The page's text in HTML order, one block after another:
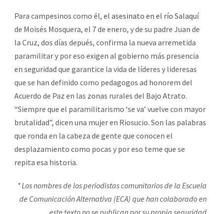
Para campesinos como él, el asesinato en el río Salaquí
de Moisés Mosquera, el 7 de enero, y de su padre Juan de
la Cruz, dos días depués, confirma la nueva arremetida
paramilitar y por eso exigen al gobierno más presencia
en seguridad que garantice la vida de líderes y lideresas
que se han definido como pedagogos ad honorem del
Acuerdo de Paz en las zonas rurales del Bajo Atrato.
“Siempre que el paramilitarismo ‘se va’ vuelve con mayor
brutalidad”, dicen una mujer en Riosucio. Son las palabras
que ronda en la cabeza de gente que conocen el
desplazamiento como pocas y por eso teme que se
repita esa historia.
* Los nombres de los periodistas comunitarios de la Escuela
de Comunicación Alternativa (ECA) que han colaborado en
este texto no se publican por su propia seguridad